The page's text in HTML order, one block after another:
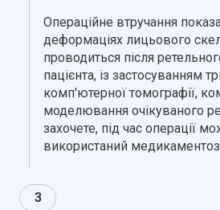
Операційне втручання
деформаціях лицьового
проводиться після
пацієнта, із застосуванням
комп'ютерної томографії,
моделювання очікуваного
захочете, під час операції
використаний
3